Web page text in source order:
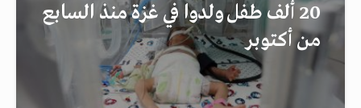
20 ألف طفل ولدوا في غزة منذ السابع
من أكتوبر